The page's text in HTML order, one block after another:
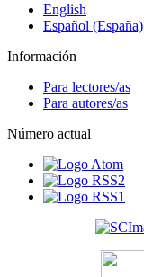
English
Español (España)
Información
Para lectores/as
Para autores/as
Número actual